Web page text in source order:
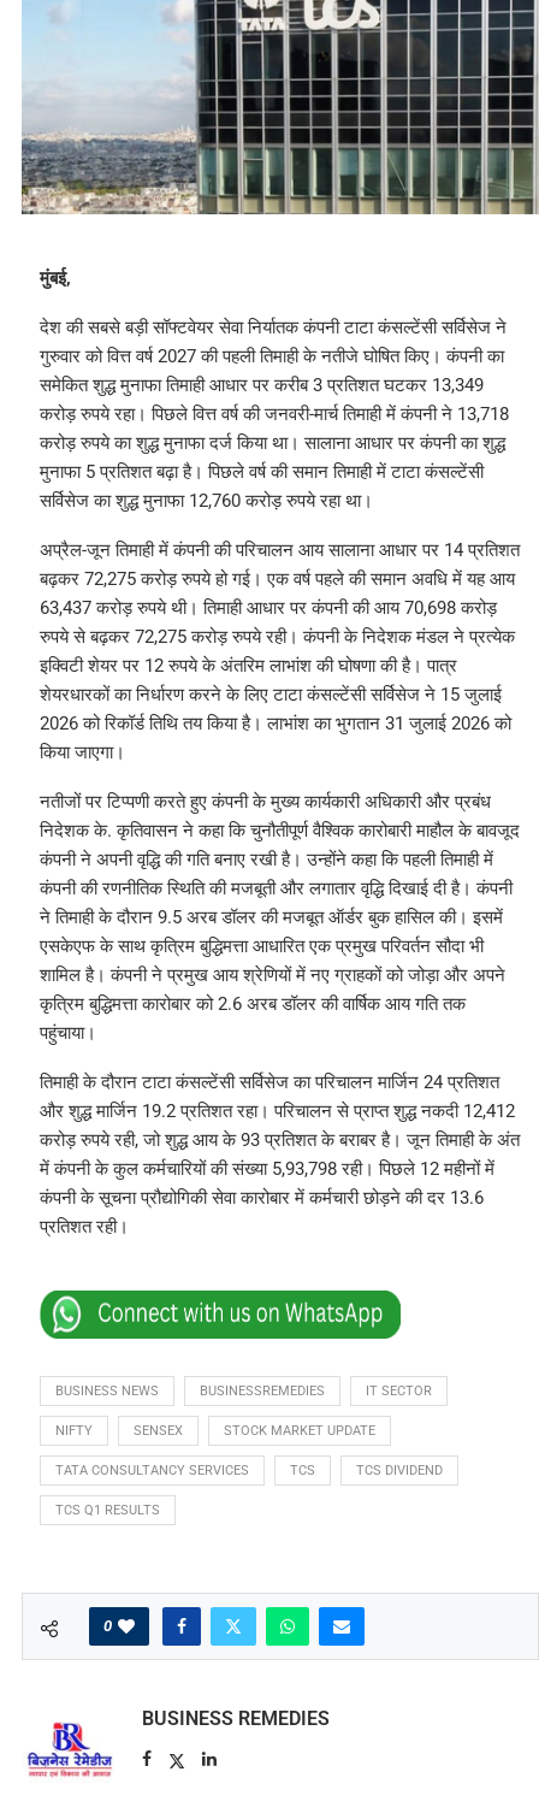
मुंबई,
देश की सबसे बड़ी सॉफ्टवेयर सेवा निर्यातक कंपनी टाटा कंसल्टेंसी सर्विसेज ने
गुरुवार को वित्त वर्ष 2027 की पहली तिमाही के नतीजे घोषित किए। कंपनी का
समेकित शुद्ध मुनाफा तिमाही आधार पर करीब 3 प्रतिशत घटकर 13,349
करोड़ रुपये रहा। पिछले वित्त वर्ष की जनवरी-मार्च तिमाही में कंपनी ने 13,718
करोड़ रुपये का शुद्ध मुनाफा दर्ज किया था। सालाना आधार पर कंपनी का शुद्ध
मुनाफा 5 प्रतिशत बढ़ा है। पिछले वर्ष की समान तिमाही में टाटा कंसल्टेंसी
सर्विसेज का शुद्ध मुनाफा 12,760 करोड़ रुपये रहा था।
अप्रैल-जून तिमाही में कंपनी की परिचालन आय सालाना आधार पर 14 प्रतिशत
बढ़कर 72,275 करोड़ रुपये हो गई। एक वर्ष पहले की समान अवधि में यह आय
63,437 करोड़ रुपये थी। तिमाही आधार पर कंपनी की आय 70,698 करोड़
रुपये से बढ़कर 72,275 करोड़ रुपये रही। कंपनी के निदेशक मंडल ने प्रत्येक
इक्विटी शेयर पर 12 रुपये के अंतरिम लाभांश की घोषणा की है। पात्र
शेयरधारकों का निर्धारण करने के लिए टाटा कंसल्टेंसी सर्विसेज ने 15 जुलाई
2026 को रिकॉर्ड तिथि तय किया है। लाभांश का भुगतान 31 जुलाई 2026 को
किया जाएगा।
नतीजों पर टिप्पणी करते हुए कंपनी के मुख्य कार्यकारी अधिकारी और प्रबंध
निदेशक के. कृतिवासन ने कहा कि चुनौतीपूर्ण वैश्विक कारोबारी माहौल के बावजूद
कंपनी ने अपनी वृद्धि की गति बनाए रखी है। उन्होंने कहा कि पहली तिमाही में
कंपनी की रणनीतिक स्थिति की मजबूती और लगातार वृद्धि दिखाई दी है। कंपनी
ने तिमाही के दौरान 9.5 अरब डॉलर की मजबूत ऑर्डर बुक हासिल की। इसमें
एसकेएफ के साथ कृत्रिम बुद्धिमत्ता आधारित एक प्रमुख परिवर्तन सौदा भी
शामिल है। कंपनी ने प्रमुख आय श्रेणियों में नए ग्राहकों को जोड़ा और अपने
कृत्रिम बुद्धिमत्ता कारोबार को 2.6 अरब डॉलर की वार्षिक आय गति तक
पहुंचाया।
तिमाही के दौरान टाटा कंसल्टेंसी सर्विसेज का परिचालन मार्जिन 24 प्रतिशत
और शुद्ध मार्जिन 19.2 प्रतिशत रहा। परिचालन से प्राप्त शुद्ध नकदी 12,412
करोड़ रुपये रही, जो शुद्ध आय के 93 प्रतिशत के बराबर है। जून तिमाही के अंत
में कंपनी के कुल कर्मचारियों की संख्या 5,93,798 रही। पिछले 12 महीनों में
कंपनी के सूचना प्रौद्योगिकी सेवा कारोबार में कर्मचारी छोड़ने की दर 13.6
प्रतिशत रही।
BUSINESS NEWS BUSINESSREMEDIES IT SECTOR
NIFTY SENSEX STOCK MARKET UPDATE
TATA CONSULTANCY SERVICES TCS TCS DIVIDEND
TCS Q1 RESULTS
0
BUSINESS REMEDIES